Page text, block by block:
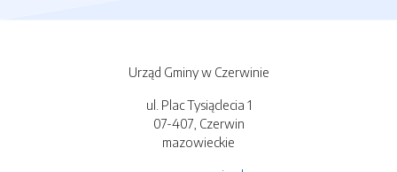
Urząd Gminy w Czerwinie
ul. Plac Tysiąclecia 1
07-407, Czerwin
mazowieckie